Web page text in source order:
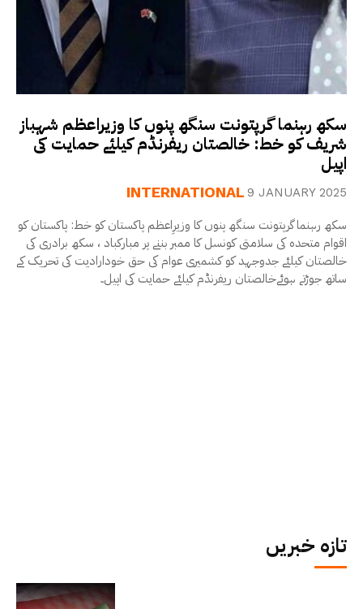
سکھ رہنما گرپتونت سنگھ پنوں کا وزیراعظم شہباز
شریف کو خط: خالصتان ریفرنڈم کیلئے حمایت کی
اپیل
INTERNATIONAL 9 JANUARY 2025
سکھ رہنما گرپتونت سنگھ پنوں کا وزیرِاعظم پاکستان کو خط: پاکستان کو
اقوام متحدہ کی سلامتی کونسل کا ممبر بننے پر مبارکباد ، سکھ برادری کی
خالصتان کیلئے جدوجہد کو کشمیری عوام کی حق خودارادیت کی تحریک کے
ساتھ جوڑتے ہوئےخالصتان ریفرنڈم کیلئے حمایت کی اپیل۔
تازہ خبریں